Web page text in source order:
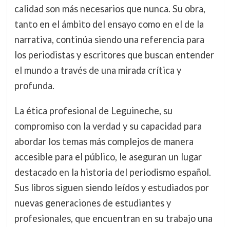
calidad son más necesarios que nunca. Su obra,
tanto en el ámbito del ensayo como en el de la
narrativa, continúa siendo una referencia para
los periodistas y escritores que buscan entender
el mundo a través de una mirada crítica y
profunda.
La ética profesional de Leguineche, su
compromiso con la verdad y su capacidad para
abordar los temas más complejos de manera
accesible para el público, le aseguran un lugar
destacado en la historia del periodismo español.
Sus libros siguen siendo leídos y estudiados por
nuevas generaciones de estudiantes y
profesionales, que encuentran en su trabajo una